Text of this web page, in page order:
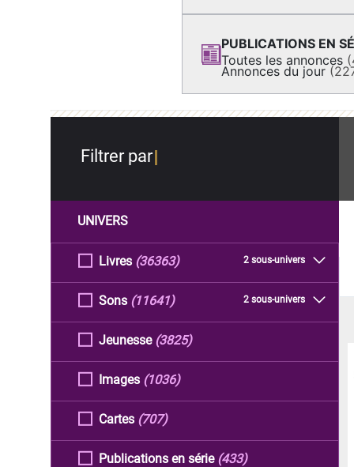
PUBLICATIONS EN
Toutes les annonces
Annonces du jour
Filtrer par
UNIVERS
Livres 2 sous-univers
(36363)
Sons 2 sous-univers
(11641)
Jeunesse (3825)
Images (1036)
Cartes (707)
Publications en série (433)